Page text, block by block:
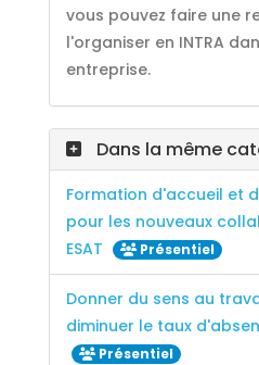
vous pouvez faire une
l'organiser en INTRA
entreprise.
Dans la même
Formation d'accueil et
pour les nouveaux
ESAT
Présentiel
Donner du sens au
diminuer le taux
Présentiel